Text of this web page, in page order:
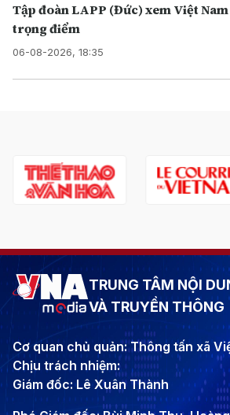
Tập đoàn LAPP (Đức) xem Việt
trọng điểm
06-08-2026, 18:35
TRUNG TÂM NỘI
VÀ TRUYỀN THÔNG
Cơ quan chủ quản: Thông tấn xã
Chịu trách nhiệm:
Giám đốc: Lê Xuân Thành